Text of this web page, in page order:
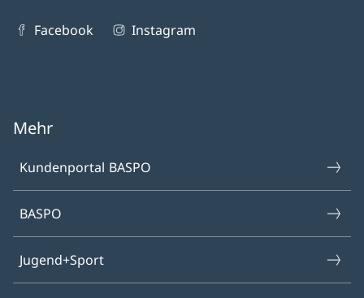
Facebook Instagram
Mehr
Kundenportal BASPO
BASPO
Jugend+Sport